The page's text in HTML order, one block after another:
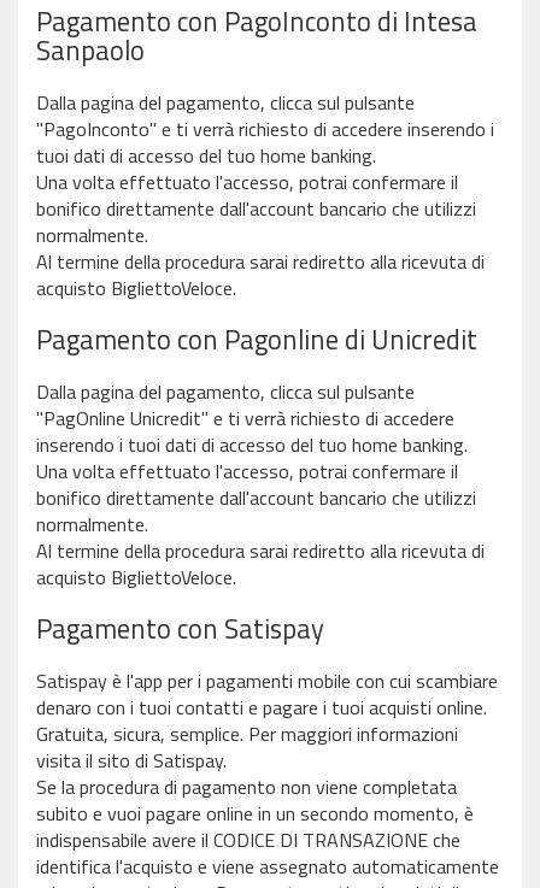
Pagamento con PagoInconto di Intesa
Sanpaolo
Dalla pagina del pagamento, clicca sul pulsante
"PagoInconto" e ti verrà richiesto di accedere inserendo i
tuoi dati di accesso del tuo home banking.
Una volta effettuato l'accesso, potrai confermare il
bonifico direttamente dall'account bancario che utilizzi
normalmente.
Al termine della procedura sarai rediretto alla ricevuta di
acquisto BigliettoVeloce.
Pagamento con Pagonline di Unicredit
Dalla pagina del pagamento, clicca sul pulsante
"PagOnline Unicredit" e ti verrà richiesto di accedere
inserendo i tuoi dati di accesso del tuo home banking.
Una volta effettuato l'accesso, potrai confermare il
bonifico direttamente dall'account bancario che utilizzi
normalmente.
Al termine della procedura sarai rediretto alla ricevuta di
acquisto BigliettoVeloce.
Pagamento con Satispay
Satispay è l'app per i pagamenti mobile con cui scambiare
denaro con i tuoi contatti e pagare i tuoi acquisti online.
Gratuita, sicura, semplice. Per maggiori informazioni
visita il sito di Satispay.
Se la procedura di pagamento non viene completata
subito e vuoi pagare online in un secondo momento, è
indispensabile avere il CODICE DI TRANSAZIONE che
identifica l'acquisto e viene assegnato automaticamente